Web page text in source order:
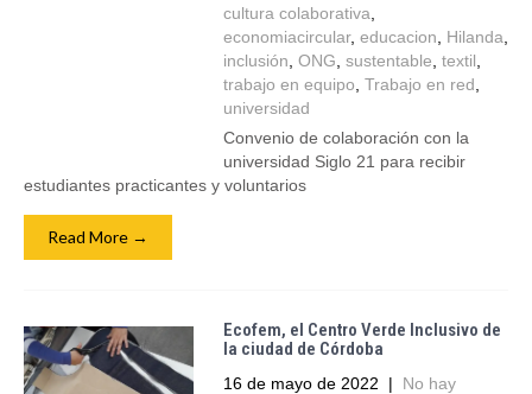
cultura colaborativa
economiacircular, educacion Hilanda
inclusión ONG sustentable textil
trabajo en equipo Trabajo en red
universidad
Convenio de colaboración con la
universidad Siglo 21 para recibir
estudiantes practicantes y voluntarios
Read More →
Ecofem, el Centro Verde Inclusivo de
la ciudad de Córdoba
16 de mayo de 2022 | No hay